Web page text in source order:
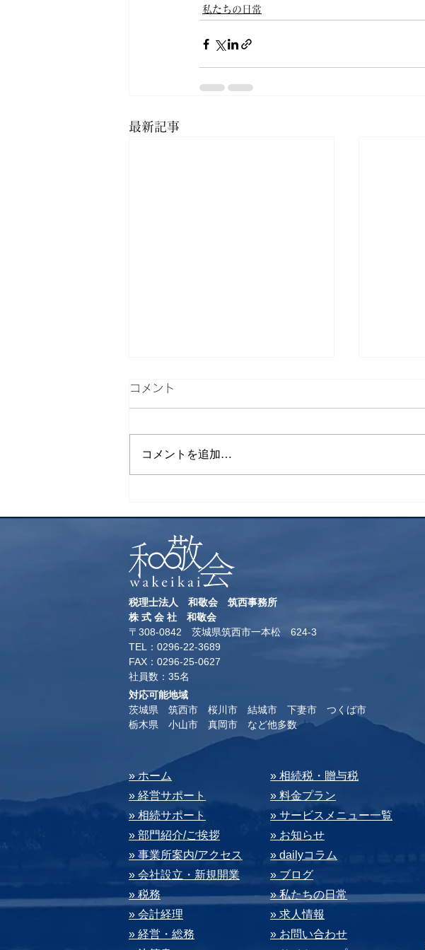
私たちの日常
最新記事
コメント
コメントを追加…
対応可能地域
茨城県 筑西市 桜川市 結城市 下妻市 つくば市
​栃木県 小山市 真岡市 など他多数
​» ホーム
» 経営サポート
» 相続サポート
» 部⾨紹介/ご挨拶
» 事業所案内/アクセス
» 会社設⽴・新規開業
» 税務
» 会計経理
» 経営・総務
​» 相続税・贈与税
» 料⾦プラン
» サービスメニュー⼀覧
» お知らせ
» dailyコラム
» ブログ
» 私たちの⽇常
» 求⼈情報
» お問い合わせ
税理士法人 和敬会 筑西事務所
​株 式 会 社 和敬会
〒308-0842 茨城県筑西市一本松 624-3
TEL：0296-22-3689
​FAX：0296-25-0627
​社員数：35名​